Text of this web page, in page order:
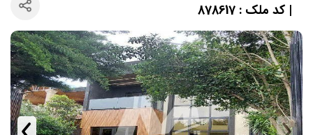
| کد ملک : 878617